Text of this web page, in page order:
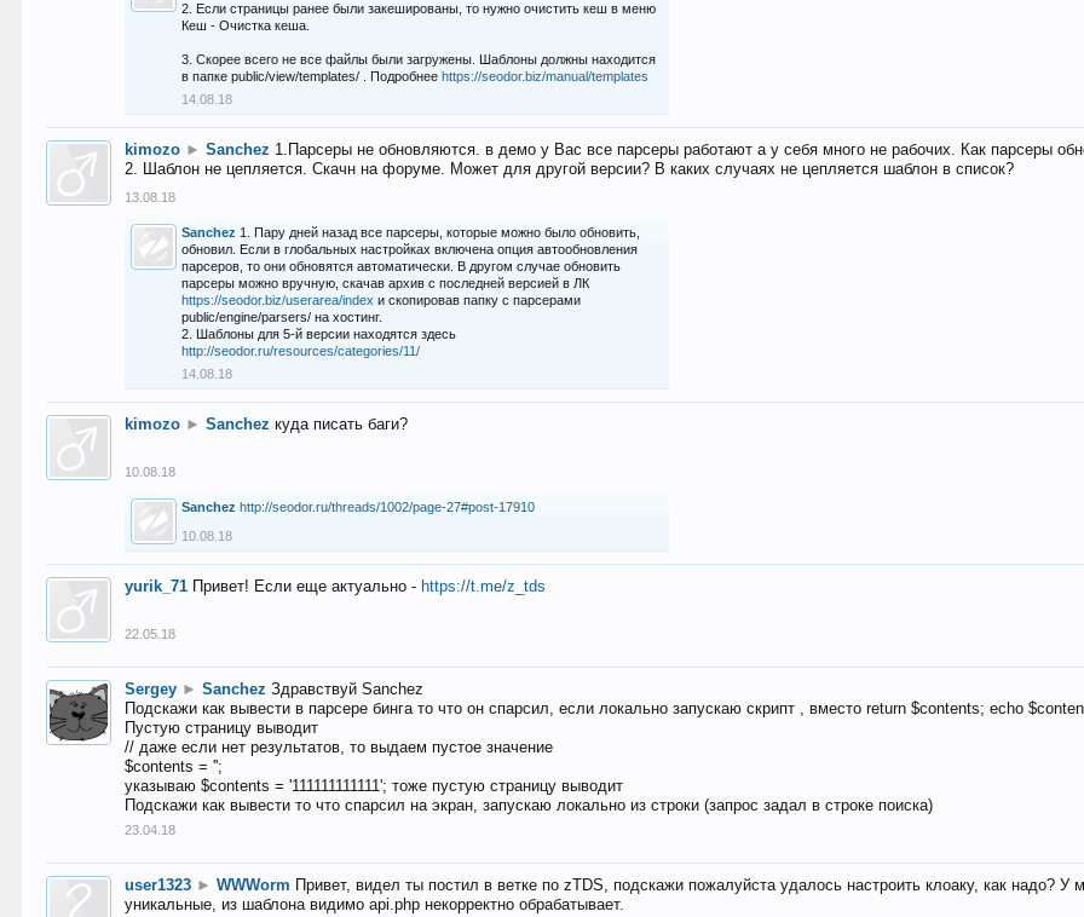
2. Если страницы ранее были закешированы, то нужно очистить кеш в меню
Кеш - Очистка кеша.
3. Скорее всего не все файлы были загружены. Шаблоны должны находится
в папке public/view/templates/ . Подробнееhttps://seodor.biz/manual/templates
14.08.18
kimozo ► Sanchez 1.Парсеры не обновляются. в демо у Вас все парсеры работают а у себя много не рабочих. Как парсеры
2. Шаблон не цепляется. Скачн на форуме. Может для другой версии? В каких случаях не цепляется шаблон в список?
13.08.18
Sanchez 1. Пару дней назад все парсеры, которые можно было обновить,
обновил. Если в глобальных настройках включена опция автообновления
парсеров, то они обновятся автоматически. В другом случае обновить
парсеры можно вручную, скачав архив с последней версией в ЛК
https://seodor.biz/userarea/index и скопировав папку с парсерами
public/engine/parsers/ на хостинг.
2. Шаблоны для 5-й версии находятся здесь
http://seodor.ru/resources/categories/11/
14.08.18
kimozo ► Sanchez куда писать баги?
10.08.18
Sanchez http://seodor.ru/threads/1002/page-27#post-17910
10.08.18
yurik_71 Привет! Если еще актуально - https://t.me/z_tds
22.05.18
Sergey ► Sanchez Здравствуй Sanchez
Подскажи как вывести в парсере бинга то что он спарсил, если локально запускаю скрипт , вместо return $contents; echo
Пустую страницу выводит
// даже если нет результатов, то выдаем пустое значение
$contents = '';
указываю $contents = '111111111111'; тоже пустую страницу выводит
Подскажи как вывести то что спарсил на экран, запускаю локально из строки (запрос задал в строке поиска)
23.04.18
user1323 ► WWWorm Привет, видел ты постил в ветке по zTDS, подскажи пожалуйста удалось настроить клоаку, как надо?
уникальные, из шаблона видимо api.php некорректно обрабатывает.